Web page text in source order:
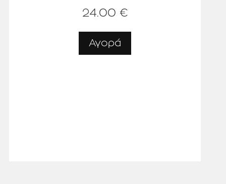
24.00 €
Αγορά